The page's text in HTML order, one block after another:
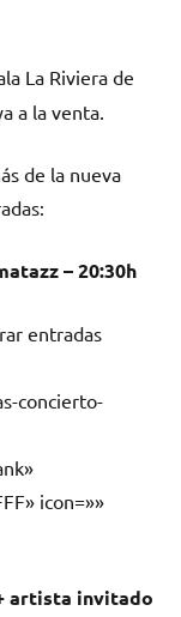
La Riviera de
a la venta.
de la nueva
– 20:30h
entradas
concierto-
icon=»»
artista invitado